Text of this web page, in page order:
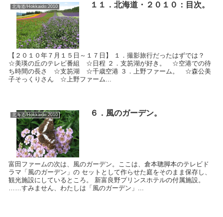
北海道/Hokkaido:2010 １１．北海道・２０１０：目次。
【２０１０年７月１５日～１７日】 １．撮影旅行だったはずでは？
☆美瑛の丘のテレビ番組 ☆日程 ２．支笏湖が好き。 ☆空港での待
ち時間の長さ ☆支笏湖 ☆千歳空港 ３．上野ファーム。 ☆森公美
子そっくりさん ☆上野ファーム...
北海道/Hokkaido:2010 ６．風のガーデン。
富田ファームの次は、風のガーデン。ここは、倉本聰脚本のテレビド
ラマ「風のガーデン」の セットとして作らせた庭をそのまま保存し、
観光施設にしているところ。 新富良野プリンスホテルの付属施設。
……すみません、わたしは「風のガーデン」...